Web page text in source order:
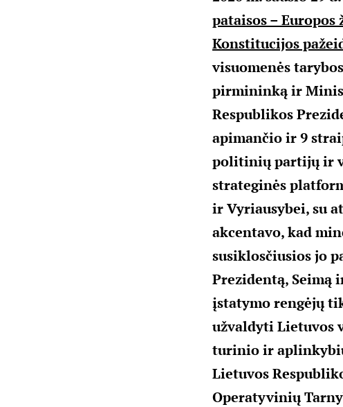
pataisos –
Konstitucijos
visuomenės
pirmininką ir
Respublikos
apimančio ir 9
politinių partijų ir
strateginės
ir Vyriausybei, su
akcentavo, kad
susiklosčiusios jo
Prezidentą, Seimą
įstatymo rengėjų
užvaldyti Lietuvos
turinio ir
Lietuvos
Operatyvinių